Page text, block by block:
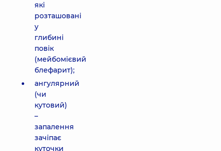
які
розташовані
у
глибині
повік
(мейбомієвий
блефарит);
ангулярний
(чи
кутовий)
–
запалення
зачіпає
куточки